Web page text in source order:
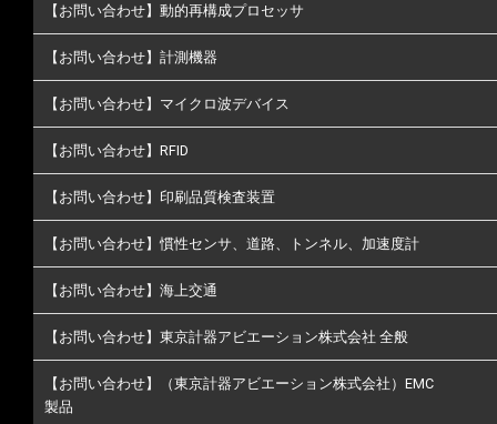
【お問い合わせ】動的再構成プロセッサ
【お問い合わせ】計測機器
【お問い合わせ】マイクロ波デバイス
【お問い合わせ】RFID
【お問い合わせ】印刷品質検査装置
【お問い合わせ】慣性センサ、道路、トンネル、加速度計
【お問い合わせ】海上交通
【お問い合わせ】東京計器アビエーション株式会社 全般
【お問い合わせ】（東京計器アビエーション株式会社）EMC
製品